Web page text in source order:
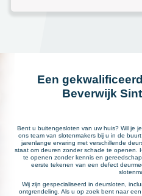
Een
Beverwijk
Bent u buitengesloten van uw huis? Wil je
ons team van slotenmakers bij u in de
jarenlange ervaring met verschillende
staat om deuren zonder schade te openen.
te openen zonder kennis en
eerste tekenen van een defect
Wij zijn gespecialiseerd in deursloten,
ontgrendeling. Als u op zoek bent naar